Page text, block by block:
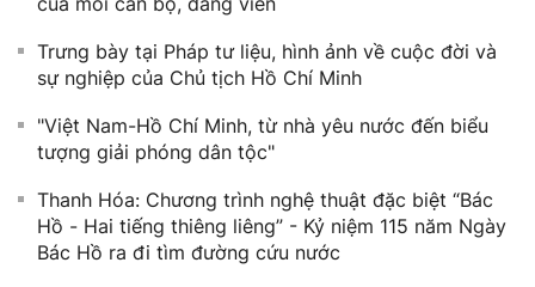
Trưng bày tại Pháp tư liệu, hình ảnh về cuộc đời và
sự nghiệp của Chủ tịch Hồ Chí Minh
"Việt Nam-Hồ Chí Minh, từ nhà yêu nước đến biểu
tượng giải phóng dân tộc"
Thanh Hóa: Chương trình nghệ thuật đặc biệt “Bác
Hồ - Hai tiếng thiêng liêng” - Kỷ niệm 115 năm Ngày
Bác Hồ ra đi tìm đường cứu nước